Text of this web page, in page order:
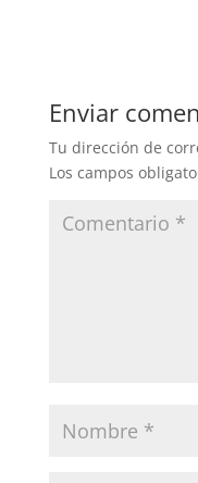
Enviar
Tu dirección de
Los campos